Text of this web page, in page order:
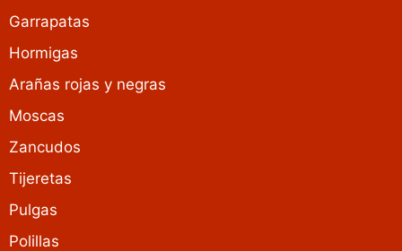
Garrapatas
Hormigas
Arañas rojas y negras
Moscas
Zancudos
Tijeretas
Pulgas
Polillas